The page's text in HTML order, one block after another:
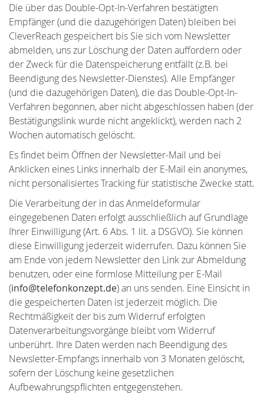
Die über das Double-Opt-In-Verfahren bestätigten
Empfänger (und die dazugehörigen Daten) bleiben bei
CleverReach gespeichert bis Sie sich vom Newsletter
abmelden, uns zur Löschung der Daten auffordern oder
der Zweck für die Datenspeicherung entfällt (z.B. bei
Beendigung des Newsletter-Dienstes). Alle Empfänger
(und die dazugehörigen Daten), die das Double-Opt-In-
Verfahren begonnen, aber nicht abgeschlossen haben (der
Bestätigungslink wurde nicht angeklickt), werden nach 2
Wochen automatisch gelöscht.
Es findet beim Öffnen der Newsletter-Mail und bei
Anklicken eines Links innerhalb der E-Mail ein anonymes,
nicht personalisiertes Tracking für statistische Zwecke statt.
Die Verarbeitung der in das Anmeldeformular
eingegebenen Daten erfolgt ausschließlich auf Grundlage
Ihrer Einwilligung (Art. 6 Abs. 1 lit. a DSGVO). Sie können
diese Einwilligung jederzeit widerrufen. Dazu können Sie
am Ende von jedem Newsletter den Link zur Abmeldung
benutzen, oder eine formlose Mitteilung per E-Mail
(info@telefonkonzept.de) an uns senden. Eine Einsicht in
die gespeicherten Daten ist jederzeit möglich. Die
Rechtmäßigkeit der bis zum Widerruf erfolgten
Datenverarbeitungsvorgänge bleibt vom Widerruf
unberührt. Ihre Daten werden nach Beendigung des
Newsletter-Empfangs innerhalb von 3 Monaten gelöscht,
sofern der Löschung keine gesetzlichen
Aufbewahrungspflichten entgegenstehen.